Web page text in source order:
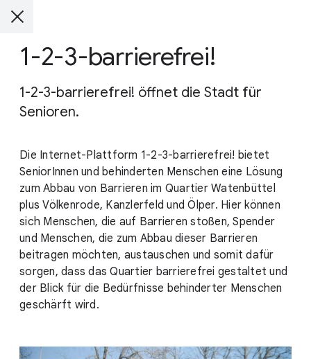
1-2-3-barrierefrei!
1-2-3-barrierefrei! öffnet die Stadt für
Senioren.
Die Internet-Plattform 1-2-3-barrierefrei! bietet
SeniorInnen und behinderten Menschen eine Lösung
zum Abbau von Barrieren im Quartier Watenbüttel
plus Völkenrode, Kanzlerfeld und Ölper. Hier können
sich Menschen, die auf Barrieren stoßen, Spender
und Menschen, die zum Abbau dieser Barrieren
beitragen möchten, austauschen und somit dafür
sorgen, dass das Quartier barrierefrei gestaltet und
der Blick für die Bedürfnisse behinderter Menschen
geschärft wird.